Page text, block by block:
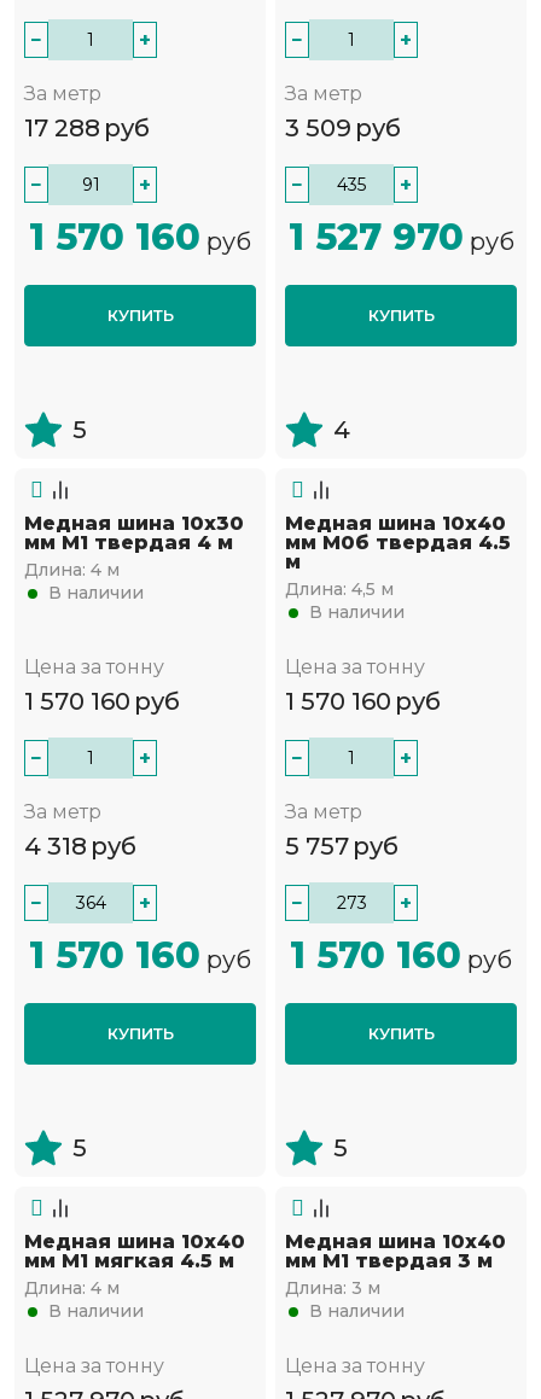
− +
За метр
17 288 руб
− +
1 570 160 руб
КУПИТЬ
5
− +
За метр
3 509 руб
− +
1 527 970 руб
КУПИТЬ
4
Медная шина 10х30
мм М1 твердая 4 м
Длина: 4 м
В наличии
Цена за тонну
1 570 160 руб
− +
За метр
4 318 руб
− +
1 570 160 руб
КУПИТЬ
5
Медная шина 10х40
мм М0б твердая 4.5
м
Длина: 4,5 м
В наличии
Цена за тонну
1 570 160 руб
− +
За метр
5 757 руб
− +
1 570 160 руб
КУПИТЬ
5
Медная шина 10х40
мм М1 мягкая 4.5 м
Длина: 4 м
В наличии
Цена за тонну
Медная шина 10х40
мм М1 твердая 3 м
Длина: 3 м
В наличии
Цена за тонну